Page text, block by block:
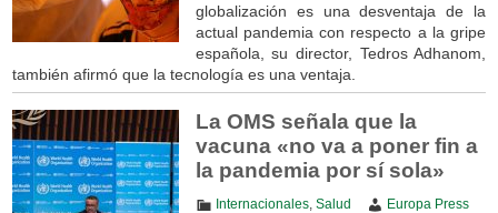
globalización es una desventaja de la
actual pandemia con respecto a la gripe
española, su director, Tedros Adhanom,
también afirmó que la tecnología es una ventaja.
La OMS señala que la
vacuna «no va a poner fin a
la pandemia por sí sola»
Internacionales, Salud Europa Press